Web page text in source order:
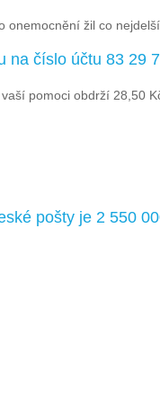
onemocnění žil co
na číslo účtu 83 29
pomoci obdrží 28,50
pošty je 2 550